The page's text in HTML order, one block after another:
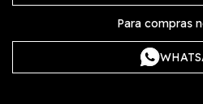
Para compras